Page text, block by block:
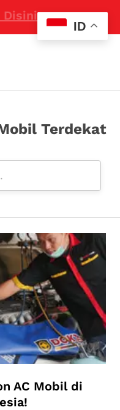
Terdekat
AC Mobil di
ID